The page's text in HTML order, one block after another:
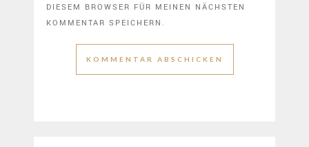
DIESEM BROWSER FÜR MEINEN NÄCHSTEN
KOMMENTAR SPEICHERN.